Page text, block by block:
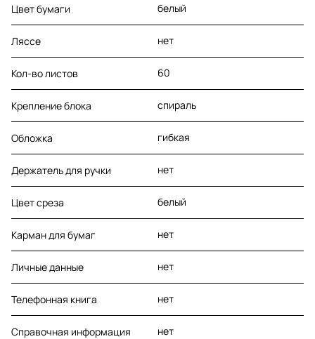
Цвет бумаги белый
Ляссе нет
Кол-во листов 60
Крепление блока спираль
Обложка гибкая
Держатель для ручки нет
Цвет среза белый
Карман для бумаг нет
Личные данные нет
Телефонная книга нет
Справочная информация нет